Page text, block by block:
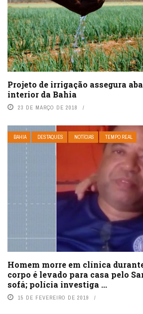
Projeto de irrigação assegura
interior da Bahia
23 DE MARÇO DE 2018
BAHIA DESTAQUES NOTÍCIAS TEMPO REAL
Homem morre em clínica
corpo é levado para casa pelo
sofá; polícia investiga ...
15 DE FEVEREIRO DE 2019